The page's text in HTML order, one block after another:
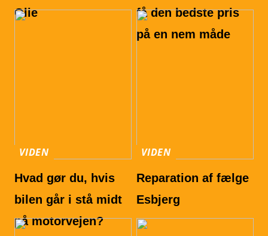
Olie
få den bedste pris
på en nem måde
VIDEN
Hvad gør du, hvis
bilen går i stå midt
på motorvejen?
VIDEN
Reparation af fælge
Esbjerg